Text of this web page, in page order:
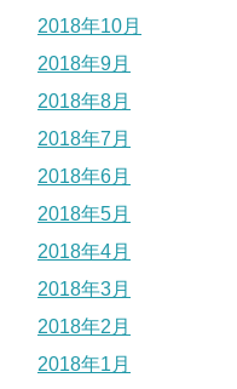
2018年10月
2018年9月
2018年8月
2018年7月
2018年6月
2018年5月
2018年4月
2018年3月
2018年2月
2018年1月